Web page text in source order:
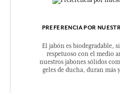
PREFERENCIA POR
El jabón es biodegradable,
respetuoso con el medio
nuestros jabones sólidos
geles de ducha, duran más